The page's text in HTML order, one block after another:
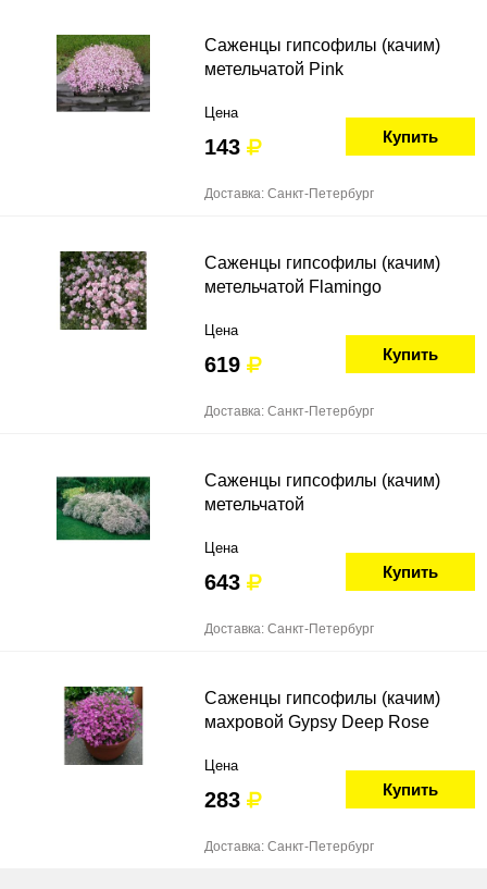
Саженцы гипсофилы (качим)
метельчатой Pink
Цена
143 Купить
Доставка: Санкт-Петербург
Саженцы гипсофилы (качим)
метельчатой Flamingo
Цена
619 Купить
Доставка: Санкт-Петербург
Саженцы гипсофилы (качим)
метельчатой
Цена
643 Купить
Доставка: Санкт-Петербург
Саженцы гипсофилы (качим)
махровой Gypsy Deep Rose
Цена
283 Купить
Доставка: Санкт-Петербург